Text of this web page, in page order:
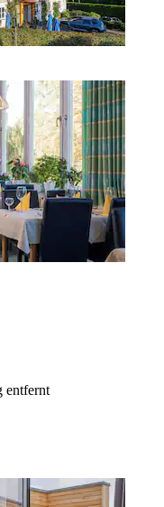
entfernt